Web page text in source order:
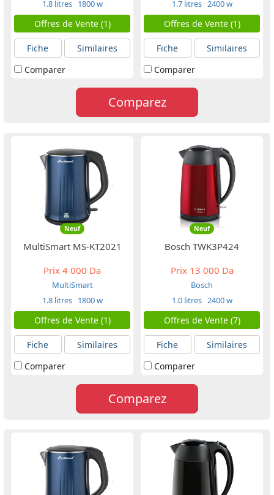
1.8 litres 1800 w
Offres de Vente (1)
Fiche
Similaires
Comparer
1.7 litres 2400 w
Offres de Vente (1)
Fiche
Similaires
Comparer
Comparez
Neuf
MultiSmart MS-KT2021
Prix 4 000 Da
MultiSmart
1.8 litres 1800 w
Offres de Vente (1)
Fiche
Similaires
Comparer
Neuf
Bosch TWK3P424
Prix13 000 Da
Bosch
1.0 litres 2400 w
Offres de Vente (7)
Fiche
Similaires
Comparer
Comparez